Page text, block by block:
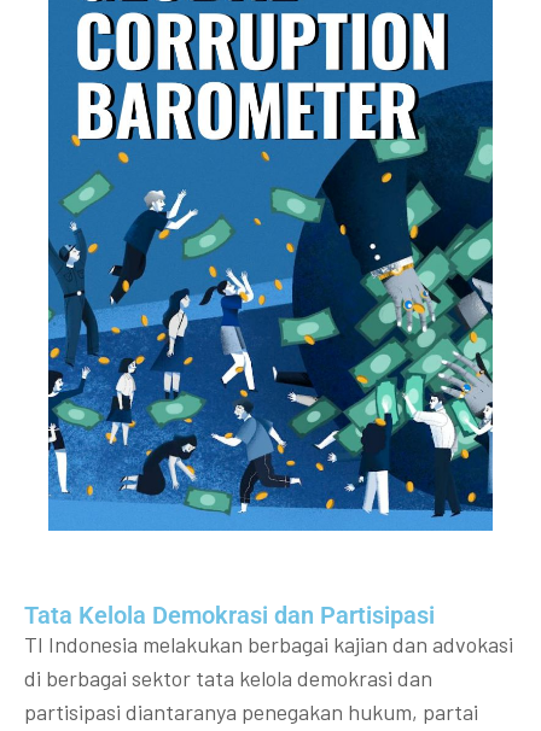
Tata Kelola Demokrasi dan Partisipasi​
TI Indonesia melakukan berbagai kajian dan advokasi
di berbagai sektor tata kelola demokrasi dan
partisipasi diantaranya penegakan hukum, partai